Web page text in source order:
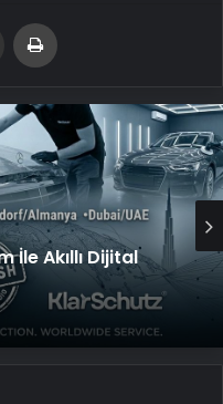
Email'den paylaş
İle Akıllı Dijital